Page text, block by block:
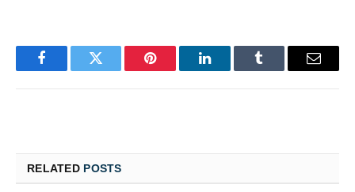
FacebookTwitter Pinterest LinkedInTumblr Email
RELATED POSTS